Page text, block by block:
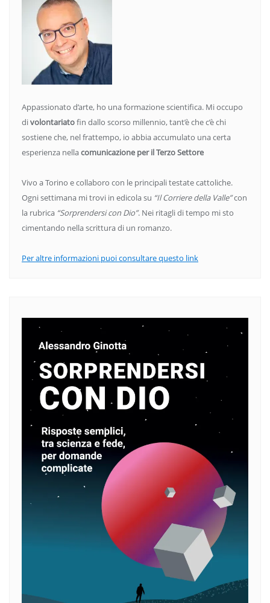
Appassionato d’arte, ho una formazione scientifica. Mi occupo
divolontariatofin dallo scorso millennio, tant’è che c’è chi
sostiene che, nel frattempo, io abbia accumulato una certa
esperienza nellacomunicazione per il Terzo Settore
Vivo a Torino e collaboro con le principali testate cattoliche.
Ogni settimana mi trovi in edicola su “Il Corriere della Valle”con
la rubrica “Sorprendersi con Dio”. Nei ritagli di tempo mi sto
cimentando nella scrittura di un romanzo.
Per altre informazioni puoi consultare questo link